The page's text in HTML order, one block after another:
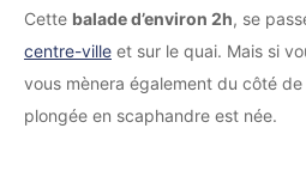
Cette balade d’environ 2h, se
centre-ville et sur le quai. Mais si
vous mènera également du côté de
plongée en scaphandre est née.